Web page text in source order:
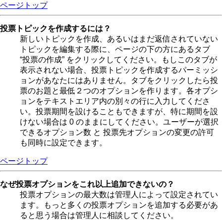
ページトップ
投票トピックを作成するには？
新しいトピックを作成、あるいはまだ返信されていない
トピックを編集する際に、ページの下の方にあるタブ
“投票の作成” をクリックしてください。もしこのタブが
表示されない場合、投票トピックを作成するパーミッシ
ョンがあなたにはありません。タブをクリックしたら投
票のお題と最低２つのオプションを作ります。各オプシ
ョンをテキストエリア内の別々の行に入力してくださ
い。投票期間を設けることもできますが、特に期間を設
けない場合は 0 のままにしてください。ユーザーが選択
できるオプション数 と 投票先オプションの変更の許可
も同時に設定できます。
ページトップ
なぜ投票オプションをこれ以上追加できないの？
投票オプションの最大数は管理人によって設定されてい
ます。もっと多くの投票オプションを追加する必要があ
ると思う場合は管理人に相談してください。